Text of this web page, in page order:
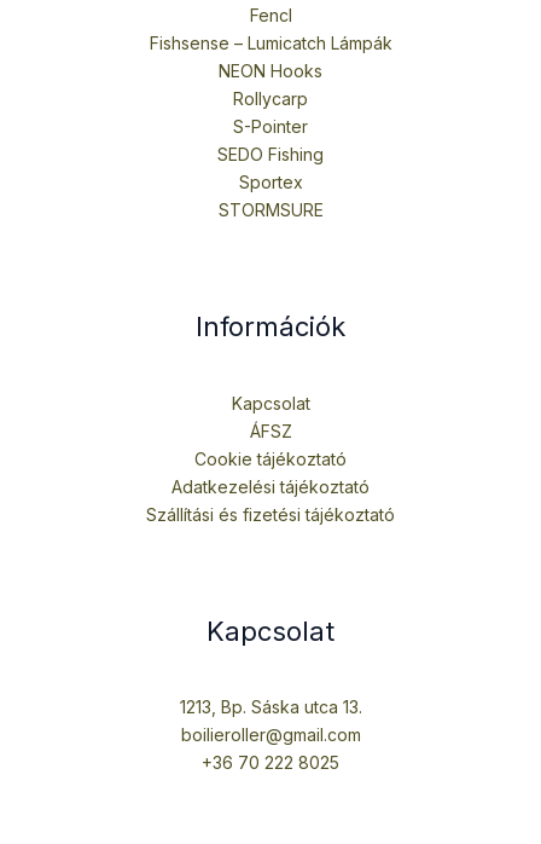
Fencl
Fishsense – Lumicatch Lámpák
NEON Hooks
Rollycarp
S-Pointer
SEDO Fishing
Sportex
STORMSURE
Információk
Kapcsolat
ÁFSZ
Cookie tájékoztató
Adatkezelési tájékoztató
Szállítási és fizetési tájékoztató
Kapcsolat
1213, Bp. Sáska utca 13.
boilieroller@gmail.com
+36 70 222 8025